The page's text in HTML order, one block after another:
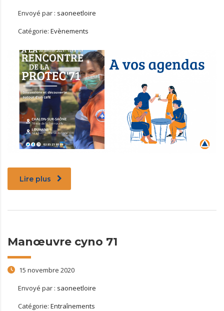
Envoyé par : saoneetloire
Catégorie: Evènements
Lire plus
Manœuvre cyno 71
15 novembre 2020
Envoyé par : saoneetloire
Catégorie: Entraînements